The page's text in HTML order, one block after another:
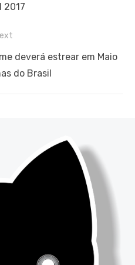
2017
deverá estrear em Maio
do Brasil